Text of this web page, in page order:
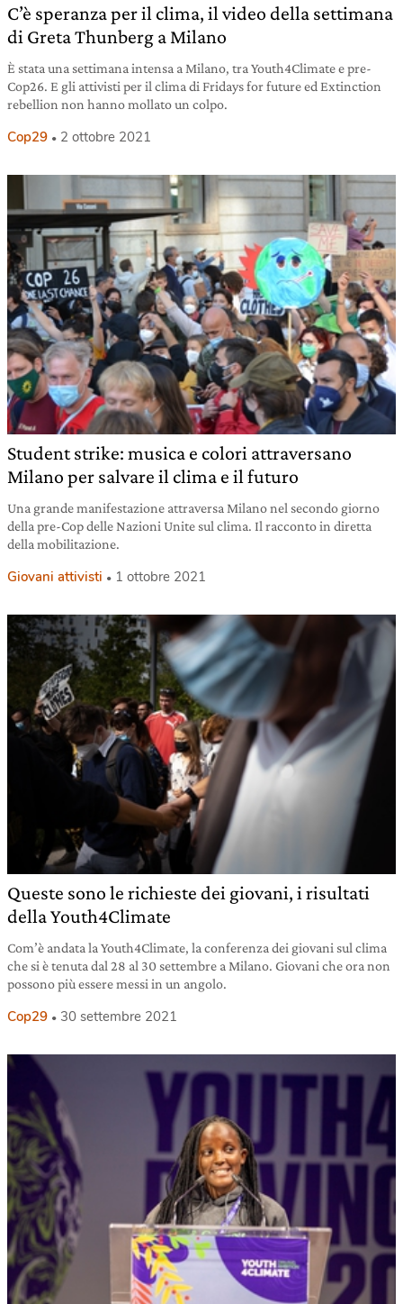
C’è speranza per il clima, il video della settimana
di Greta Thunberg a Milano
È stata una settimana intensa a Milano, tra Youth4Climate e pre-
Cop26. E gli attivisti per il clima di Fridays for future ed Extinction
rebellion non hanno mollato un colpo.
Cop29 2 ottobre 2021
Student strike: musica e colori attraversano
Milano per salvare il clima e il futuro
Una grande manifestazione attraversa Milano nel secondo giorno
della pre-Cop delle Nazioni Unite sul clima. Il racconto in diretta
della mobilitazione.
Giovani attivisti 1 ottobre 2021
Queste sono le richieste dei giovani, i risultati
della Youth4Climate
Com’è andata la Youth4Climate, la conferenza dei giovani sul clima
che si è tenuta dal 28 al 30 settembre a Milano. Giovani che ora non
possono più essere messi in un angolo.
Cop29 30 settembre 2021